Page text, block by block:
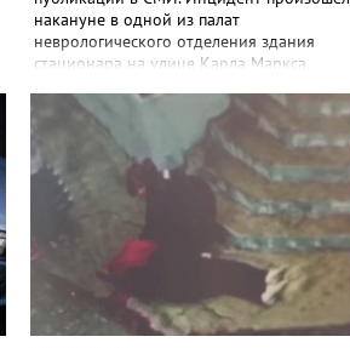
накануне в одной из палат
неврологического отделения здания
стационара на улице Карла Маркса,
городской больницы. «Выездной
проверкой предварительно установлено,
что на момент инцидента пациенты в
указанной палате отсутствовали в связи с
проведением в больнице ремонтных
работ. Причиной отслоения отделочного
слоя потолка в палате явилось
подтопление в результате протечки
кровли», - сообщили в региональной
прокуратуре. В ходе проверки
прокуратурой города будет дана оценка